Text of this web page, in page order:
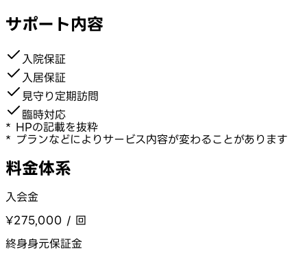
サポート内容
入院保証
入居保証
見守り定期訪問
臨時対応
* HPの記載を抜粋
* プランなどによりサービス内容が変わることがあります
料金体系
入会金
¥275,000 / 回
終身身元保証金